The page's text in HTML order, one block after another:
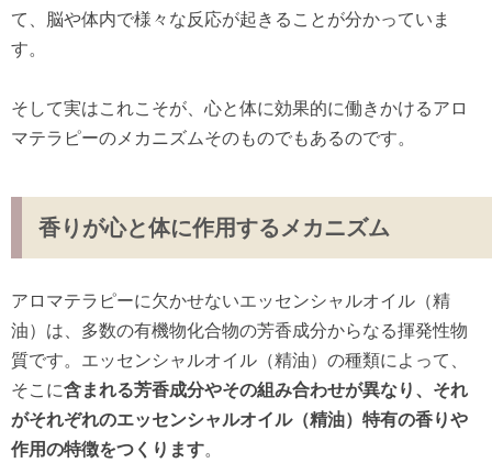
て、脳や体内で様々な反応が起きることが分かっていま
す。
そして実はこれこそが、心と体に効果的に働きかけるアロ
マテラピーのメカニズムそのものでもあるのです。
香りが心と体に作用するメカニズム
アロマテラピーに欠かせないエッセンシャルオイル（精
油）は、多数の有機物化合物の芳香成分からなる揮発性物
質です。エッセンシャルオイル（精油）の種類によって、
そこに含まれる芳香成分やその組み合わせが異なり、それ
がそれぞれのエッセンシャルオイル（精油）特有の香りや
作用の特徴をつくります。